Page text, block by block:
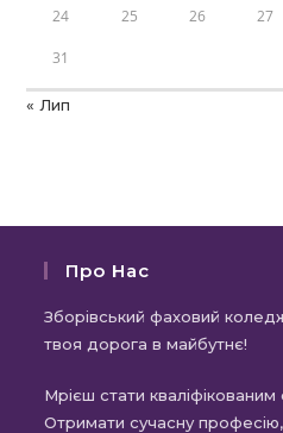
24 25 26 27
31
« Лип
Про Нас
Зборівський фаховий
твоя дорога в майбутнє!
Мрієш стати
Отримати сучасну